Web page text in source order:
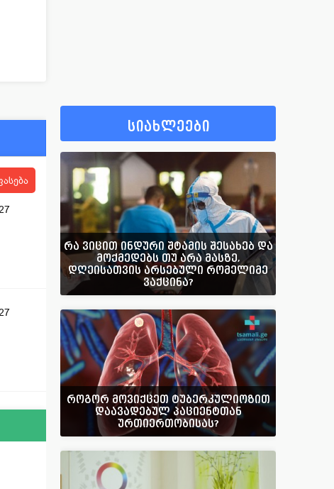
სიახლეები
რა ვიცით ინდური შტამის შესახებ და
მოქმედებს თუ არა მასზე,
დღეისათვის არსებული რომელიმე
ვაქცინა?
როგორ მოვიქცეთ ტუბერკულიოზით
დაავადებულ პაციენტთან
ურთიერთობისას?